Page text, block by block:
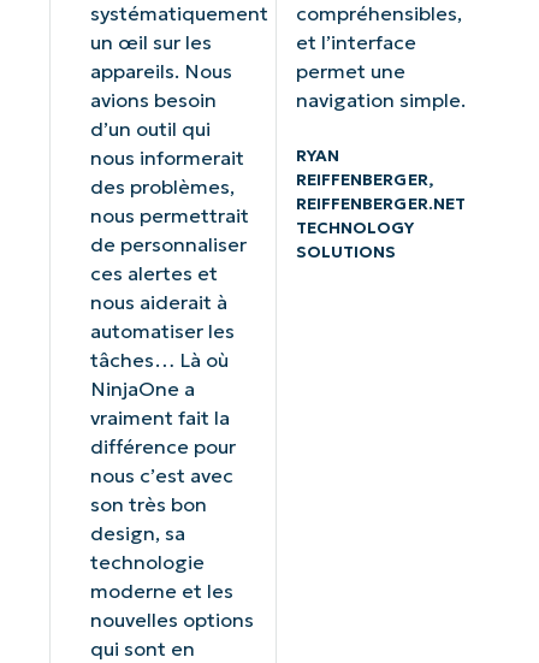
systématiquement
un œil sur les
appareils. Nous
avions besoin
d’un outil qui
nous informerait
des problèmes,
nous permettrait
de personnaliser
ces alertes et
nous aiderait à
automatiser les
tâches… Là où
NinjaOne a
vraiment fait la
différence pour
nous c’est avec
son très bon
design, sa
technologie
moderne et les
nouvelles options
qui sont en
compréhensibles,
et l’interface
permet une
navigation simple.
RYAN
REIFFENBERGER,
REIFFENBERGER.NET
TECHNOLOGY
SOLUTIONS